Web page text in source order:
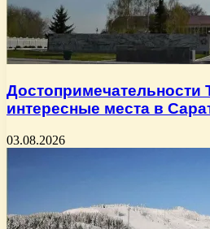
Достопримечательности
интересные места в
03.08.2026